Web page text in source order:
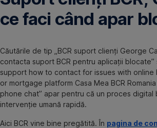
ce faci când apar
Căutările de tip „BCR suport clienți George
contacta suport BCR pentru aplicații blocate”
support how to contact for issues with online
or mortgage platform Casa Mea BCR
phone chat” apar pentru că un proces digital
intervenție umană rapidă.
Aici BCR vine bine pregătită. În pagina de